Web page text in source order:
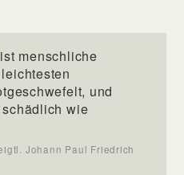
menschliche
und
wie
Johann Paul Friedrich